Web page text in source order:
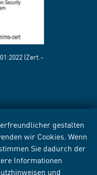
gestalten
wir Cookies. Wenn
Sie dadurch der
Informationen
und
(Zert.-